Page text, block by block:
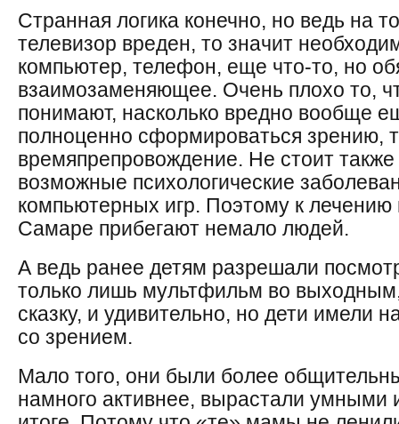
Странная логика конечно, но ведь на
телевизор вреден, то значит
компьютер, телефон, еще что-то, но
взаимозаменяющее. Очень плохо то,
понимают, насколько вредно вообще
полноценно сформироваться зрению,
времяпрепровождение. Не стоит
возможные психологические
компьютерных игр. Поэтому к лечению
Самаре прибегают немало людей.
А ведь ранее детям разрешали
только лишь мультфильм во
сказку, и удивительно, но дети имели
со зрением.
Мало того, они были более
намного активнее, вырастали